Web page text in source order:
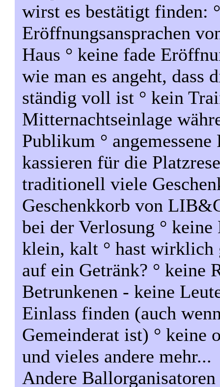
wirst es bestätigt finden:
Eröffnungsansprachen
Haus ° keine fade
wie man es angeht, dass
ständig voll ist ° kein
Mitternachtseinlage
Publikum °
kassieren für die
traditionell viele
Geschenkkorb von
bei der Verlosung °
klein, kalt ° hast wirklich
auf ein Getränk? ° keine
Betrunkenen - keine
Einlass finden (auch
Gemeinderat ist) ° keine
und vieles andere mehr...
Andere